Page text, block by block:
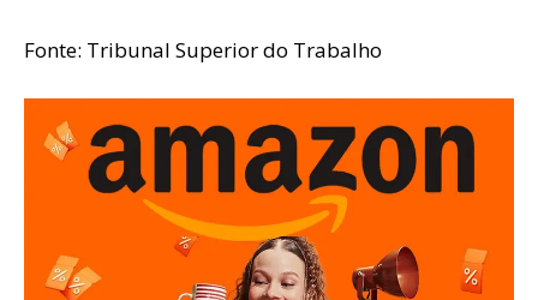
Fonte: Tribunal Superior do Trabalho